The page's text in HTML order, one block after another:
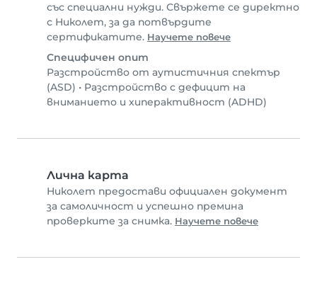
със специални нужди. Свържете се директно
с Николет, за да потвърдите
сертификатите. Научете повече
Специфичен опит
Разстройство от аутистичния спектър
(ASD) • Разстройство с дефицит на
вниманието и хиперактивност (ADHD)
Лична карта
Николет предостави официален документ
за самоличност и успешно премина
проверките за снимка. Научете повече